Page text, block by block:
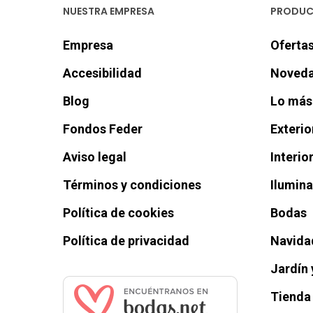
NUESTRA EMPRESA
Empresa
Accesibilidad
Blog
Fondos Feder
Aviso legal
Términos y condiciones
Política de cookies
Política de privacidad
Lo
Interior
Bodas
Jardín
Tienda